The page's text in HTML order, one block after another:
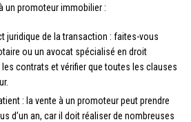
un promoteur immobilier :
juridique de la transaction : faites-vous
ou un avocat spécialisé en droit
contrats et vérifier que toutes les clauses
: la vente à un promoteur peut prendre
d’un an, car il doit réaliser de nombreuses